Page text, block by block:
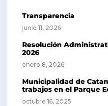
Transparencia
junio 11, 2026
Resolución
2026
enero 8, 2026
Municipalidad de
trabajos en el Parque
octubre 16, 2025